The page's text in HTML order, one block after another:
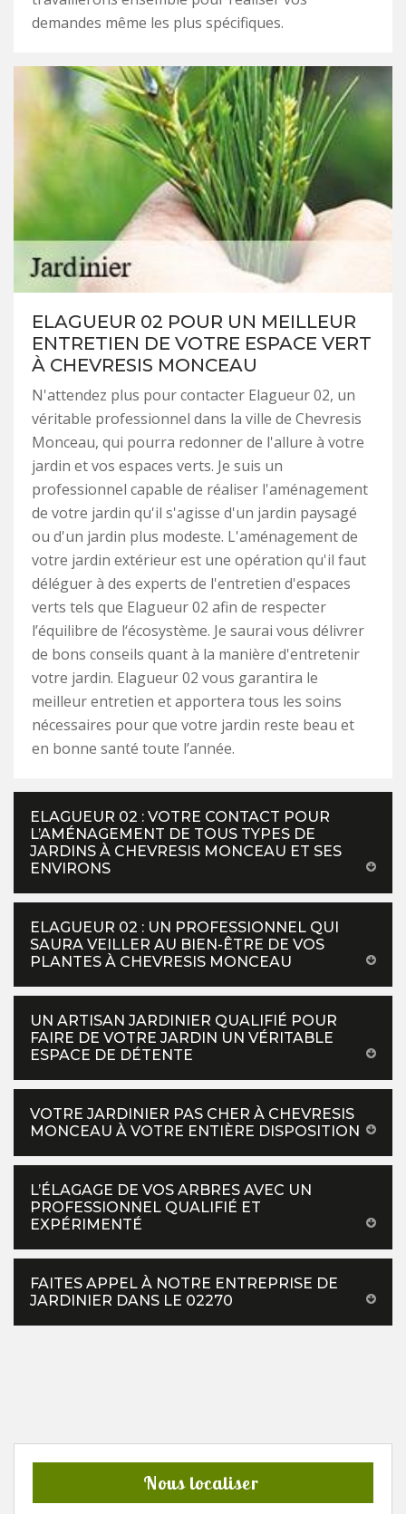
demandes même les plus spécifiques.
ELAGUEUR 02 POUR UN MEILLEUR
ENTRETIEN DE VOTRE ESPACE VERT
À CHEVRESIS MONCEAU
N'attendez plus pour contacter Elagueur 02, un
véritable professionnel dans la ville de Chevresis
Monceau, qui pourra redonner de l'allure à votre
jardin et vos espaces verts. Je suis un
professionnel capable de réaliser l'aménagement
de votre jardin qu'il s'agisse d'un jardin paysagé
ou d'un jardin plus modeste. L'aménagement de
votre jardin extérieur est une opération qu'il faut
déléguer à des experts de l'entretien d'espaces
verts tels que Elagueur 02 afin de respecter
l’équilibre de l‘écosystème. Je saurai vous délivrer
de bons conseils quant à la manière d'entretenir
votre jardin. Elagueur 02 vous garantira le
meilleur entretien et apportera tous les soins
nécessaires pour que votre jardin reste beau et
en bonne santé toute l’année.
ELAGUEUR 02 : VOTRE CONTACT POUR
L’AMÉNAGEMENT DE TOUS TYPES DE
JARDINS À CHEVRESIS MONCEAU ET SES
ENVIRONS
ELAGUEUR 02 : UN PROFESSIONNEL QUI
SAURA VEILLER AU BIEN-ÊTRE DE VOS
PLANTES À CHEVRESIS MONCEAU
UN ARTISAN JARDINIER QUALIFIÉ POUR
FAIRE DE VOTRE JARDIN UN VÉRITABLE
ESPACE DE DÉTENTE
VOTRE JARDINIER PAS CHER À CHEVRESIS
MONCEAU À VOTRE ENTIÈRE DISPOSITION
L’ÉLAGAGE DE VOS ARBRES AVEC UN
PROFESSIONNEL QUALIFIÉ ET
EXPÉRIMENTÉ
FAITES APPEL À NOTRE ENTREPRISE DE
JARDINIER DANS LE 02270
Nous localiser